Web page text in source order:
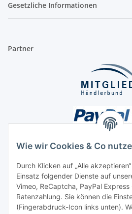
Wie wir Cookies & Co
Durch Klicken auf „Alle
Einsatz folgender Dienste auf
Vimeo, ReCaptcha, PayPal
Ratenzahlung. Sie können die
(Fingerabdruck-Icon links unten).
Gesetzliche Informationen
Partner
Unsere Seiten
Social Media